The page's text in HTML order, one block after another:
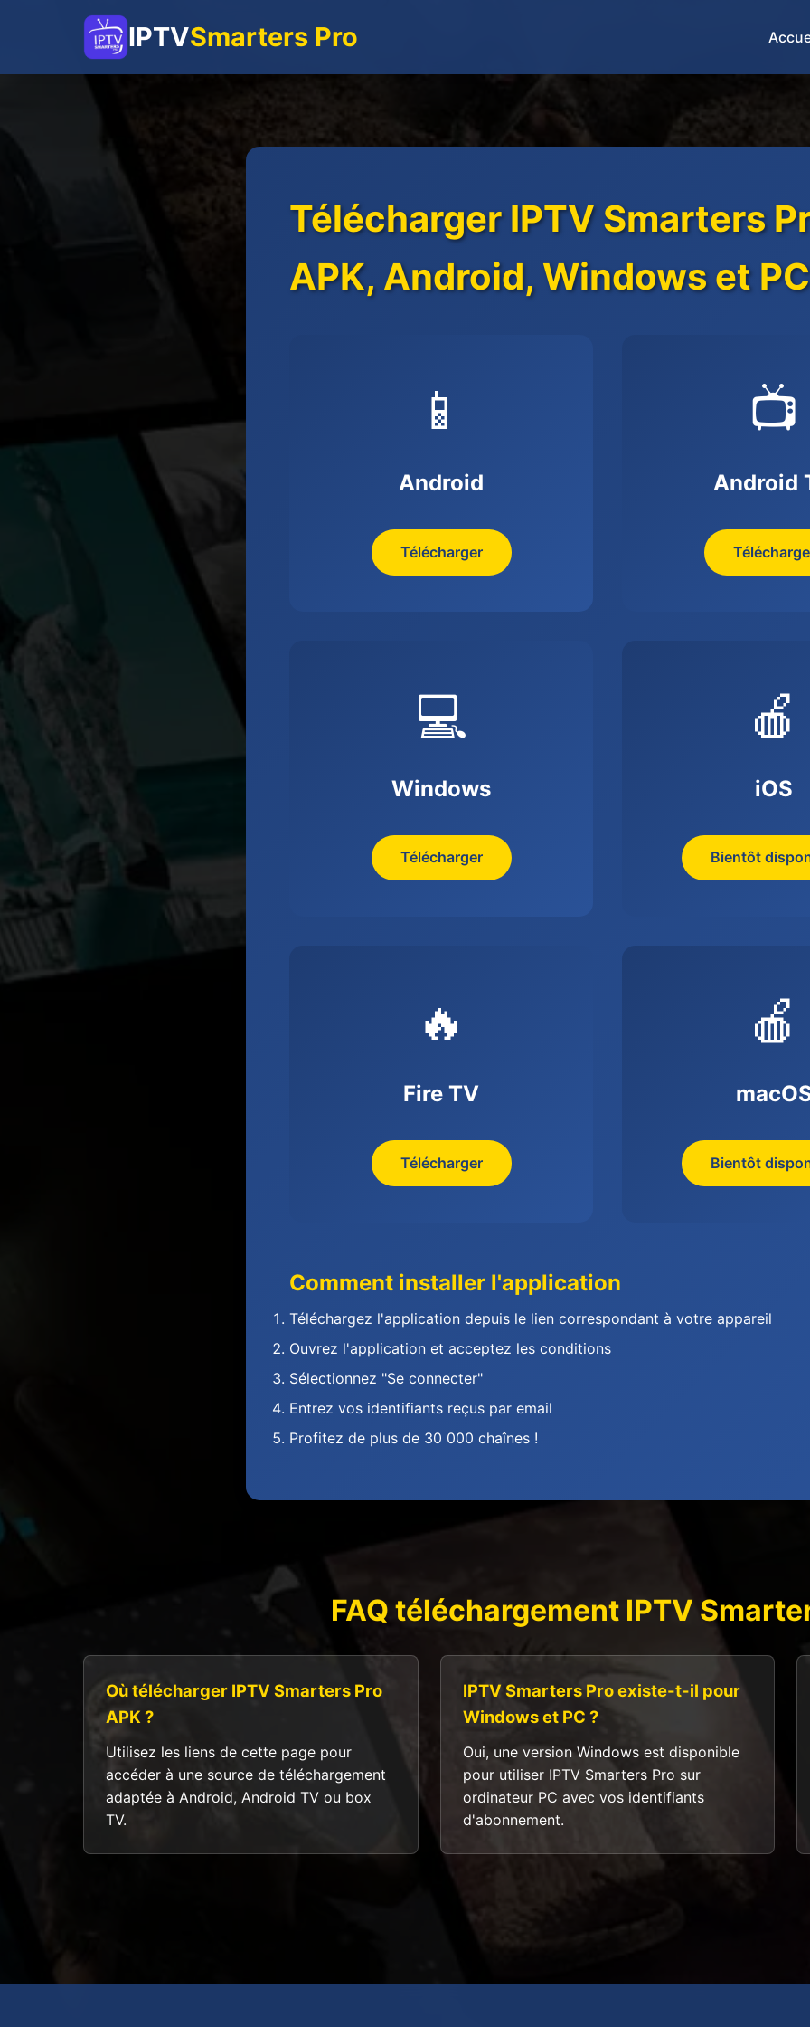
IPTVSmarters Pro
Télécharger IPTV Smarters
APK, Android, Windows et PC
📱
Android
Télécharger
📺
Android
💻
Windows
Télécharger
🍎
iOS
Bientôt
🔥
Fire TV
Télécharger
🍎
Bientôt
Comment installer l'application
Téléchargez l'application depuis le lien correspondant à votre appareil
Ouvrez l'application et acceptez les conditions
Sélectionnez "Se connecter"
Entrez vos identifiants reçus par email
Profitez de plus de 30 000 chaînes !
FAQ téléchargement IPTV
Où télécharger IPTV Smarters Pro
APK ?
Utilisez les liens de cette page pour
accéder à une source de téléchargement
adaptée à Android, Android TV ou box
TV.
IPTV Smarters Pro existe-t-il pour
Windows et PC ?
Oui, une version Windows est disponible
pour utiliser IPTV Smarters Pro sur
ordinateur PC avec vos identifiants
d'abonnement.